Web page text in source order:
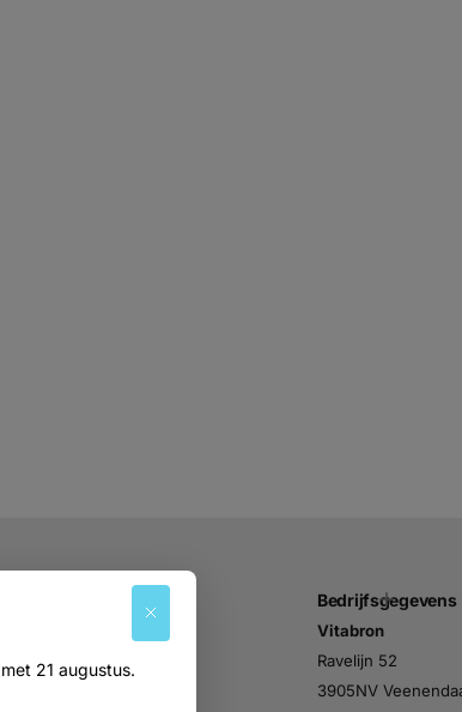
21 augustus.
Kruiden, specerijen
Bedrijfsgegevens
Vitabron
Ravelijn 52
3905NV